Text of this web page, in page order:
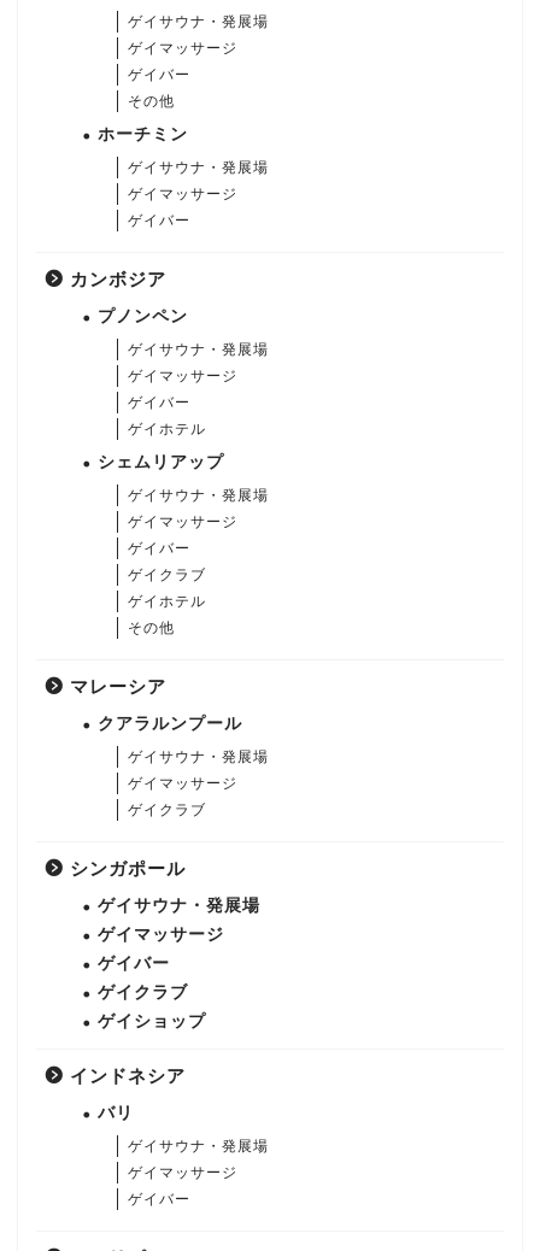
ゲイサウナ・発展場
ゲイマッサージ
ゲイバー
その他
ホーチミン
ゲイサウナ・発展場
ゲイマッサージ
ゲイバー
カンボジア
プノンペン
ゲイサウナ・発展場
ゲイマッサージ
ゲイバー
ゲイホテル
シェムリアップ
ゲイサウナ・発展場
ゲイマッサージ
ゲイバー
ゲイクラブ
ゲイホテル
その他
マレーシア
クアラルンプール
ゲイサウナ・発展場
ゲイマッサージ
ゲイクラブ
シンガポール
ゲイサウナ・発展場
ゲイマッサージ
ゲイバー
ゲイクラブ
ゲイショップ
インドネシア
バリ
ゲイサウナ・発展場
ゲイマッサージ
ゲイバー